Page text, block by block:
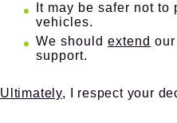
It may be safer not to
vehicles.
We should extend
support.
Ultimately, I respect your